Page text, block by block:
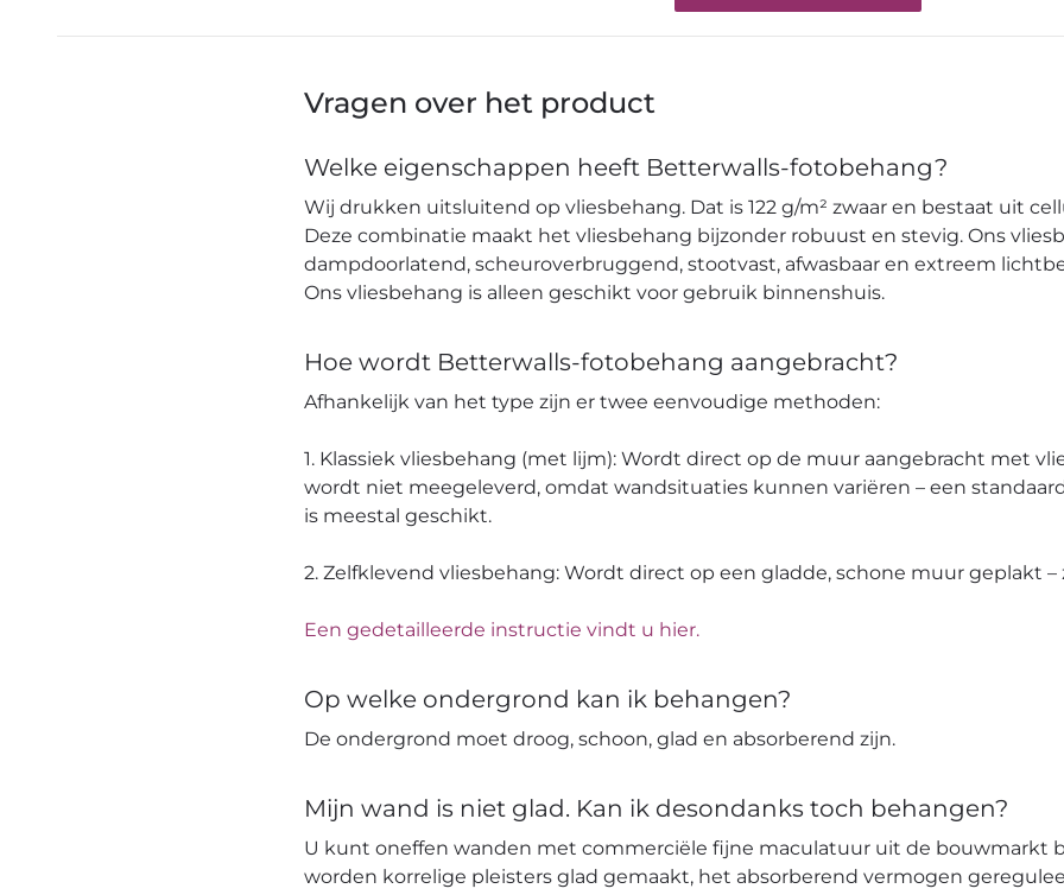
Vragen over het product
Welke eigenschappen heeft Betterwalls-fotobehang?
Wij drukken uitsluitend op vliesbehang. Dat is 122 g/m² zwaar en bestaat uit
Deze combinatie maakt het vliesbehang bijzonder robuust en stevig. Ons
dampdoorlatend, scheuroverbruggend, stootvast, afwasbaar en extreem
Ons vliesbehang is alleen geschikt voor gebruik binnenshuis.
Hoe wordt Betterwalls-fotobehang aangebracht?
Afhankelijk van het type zijn er twee eenvoudige methoden:
1. Klassiek vliesbehang (met lijm): Wordt direct op de muur aangebracht met
wordt niet meegeleverd, omdat wandsituaties kunnen variëren – een
is meestal geschikt.
2. Zelfklevend vliesbehang: Wordt direct op een gladde, schone muur geplakt –
Een gedetailleerde instructie vindt u hier.
Op welke ondergrond kan ik behangen?
De ondergrond moet droog, schoon, glad en absorberend zijn.
Mijn wand is niet glad. Kan ik desondanks toch behangen?
U kunt oneffen wanden met commerciële fijne maculatuur uit de bouwmarkt
worden korrelige pleisters glad gemaakt, het absorberend vermogen